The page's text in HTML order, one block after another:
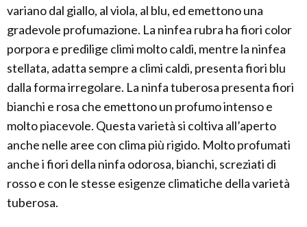
variano dal giallo, al viola, al blu, ed emettono una
gradevole profumazione. La ninfea rubra ha fiori color
porpora e predilige climi molto caldi, mentre la ninfea
stellata, adatta sempre a climi caldi, presenta fiori blu
dalla forma irregolare. La ninfa tuberosa presenta fiori
bianchi e rosa che emettono un profumo intenso e
molto piacevole. Questa varietà si coltiva all’aperto
anche nelle aree con clima più rigido. Molto profumati
anche i fiori della ninfa odorosa, bianchi, screziati di
rosso e con le stesse esigenze climatiche della varietà
tuberosa.